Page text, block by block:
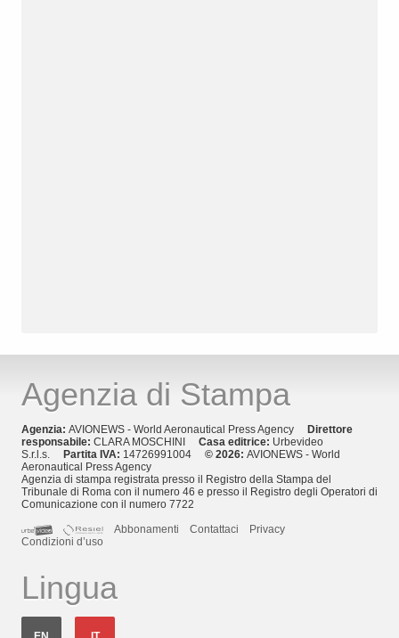
Agenzia di Stampa
Agenzia: AVIONEWS - World Aeronautical Press Agency
Direttore
responsabile: CLARA MOSCHINI Casa editrice: Urbevideo
S.r.l.s.
Partita IVA: 14726991004 © 2026: AVIONEWS - World
Aeronautical Press Agency
Agenzia di stampa registrata presso il Registro della Stampa del
Tribunale di Roma con il numero 46 e presso il Registro degli Operatori di
Comunicazione con il numero 7722
Abbonamenti
Contattaci
Privacy
Condizioni d’uso
Lingua